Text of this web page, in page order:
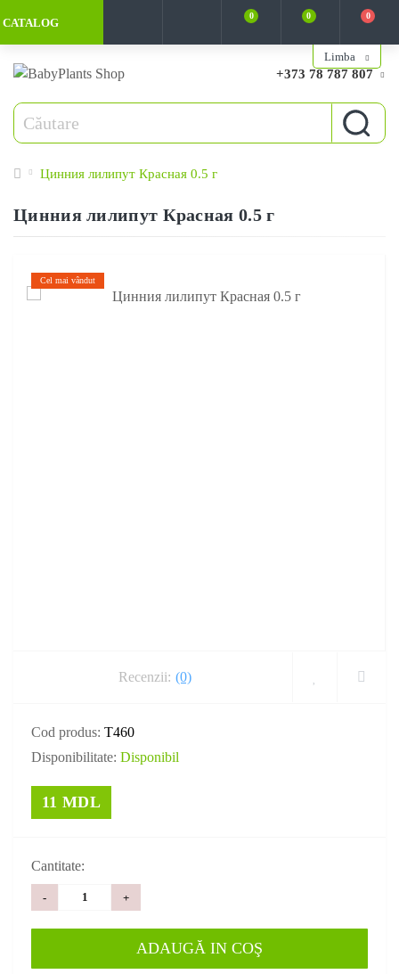
CATALOG
Limba
0 0 0
+373 78 787 807
Цинния лилипут Красная 0.5 г
Цинния лилипут Красная 0.5 г
Cel mai vândut
Recenzii: (0)
Cod produs: T460
Disponibilitate: Disponibil
11 MDL
Cantitate:
- +
ADAUGĂ IN COŞ